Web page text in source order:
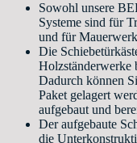
Sowohl unsere
Systeme sind für
und für
Die
Holzständerwerke
Dadurch können
Paket gelagert
aufgebaut und
Der aufgebaute
die